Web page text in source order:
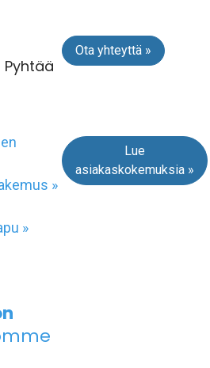
Pyhtää
»
»
Ota yhteyttä »
Lue
asiakaskokemuksia »